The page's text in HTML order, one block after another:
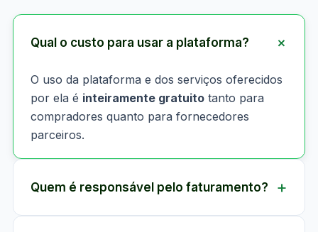
Qual o custo para usar a plataforma?
O uso da plataforma e dos serviços oferecidos
por ela é inteiramente gratuito tanto para
compradores quanto para fornecedores
parceiros.
Quem é responsável pelo faturamento?